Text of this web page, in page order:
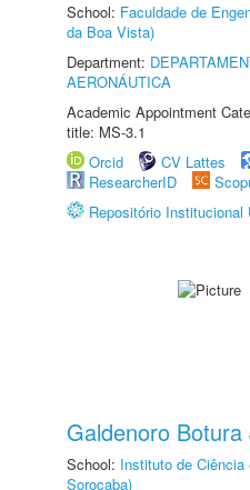
School: Faculdade de
da Boa Vista)
Department:
AERONÁUTICA
Academic Appointment
title: MS-3.1
Orcid
CV Lattes
ResearcherID
Repositório Institucional
Galdenoro Botura
School: Instituto de Ciência
Sorocaba)